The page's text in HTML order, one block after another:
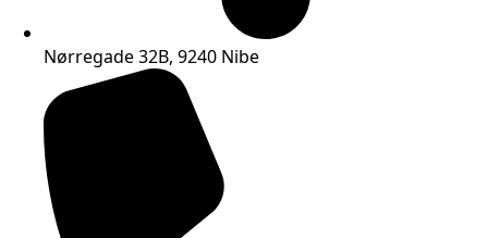
Nørregade 32B, 9240 Nibe